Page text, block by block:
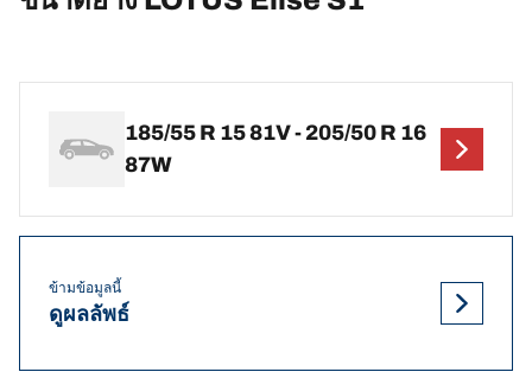
185/55 R 15 81V - 205/50 R 16
87W
ข้ามข้อมูลนี้
ดูผลลัพธ์